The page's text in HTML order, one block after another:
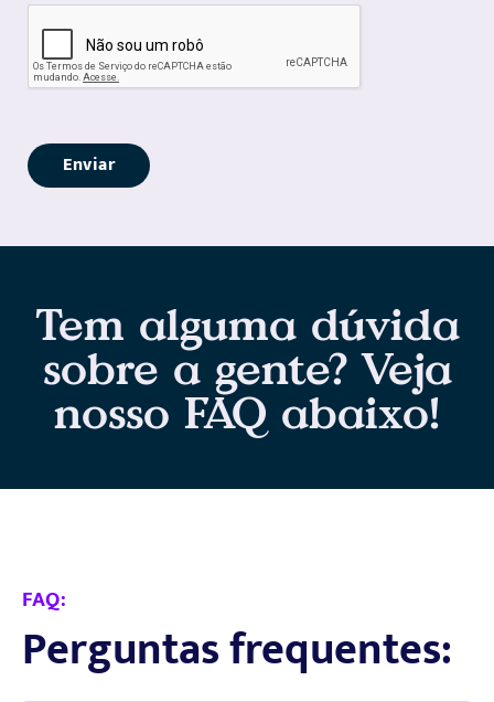
Tem alguma dúvida
sobre a gente? Veja
nosso FAQ abaixo!
FAQ:
Perguntas frequentes: